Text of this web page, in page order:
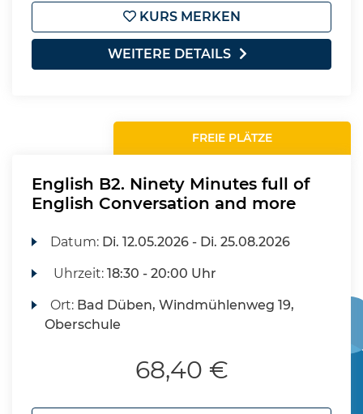
KURS MERKEN
WEITERE DETAILS
FREIE PLÄTZE
English B2. Ninety Minutes full of
English Conversation and more
Datum: Di. 12.05.2026 - Di. 25.08.2026
Uhrzeit:18:30 - 20:00 Uhr
Ort: Bad Düben, Windmühlenweg 19,
Oberschule
68,40 €